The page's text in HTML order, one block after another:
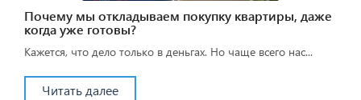
Почему мы откладываем покупку квартиры, даже
когда уже готовы?
Кажется, что дело только в деньгах. Но чаще всего нас...
Читать далее